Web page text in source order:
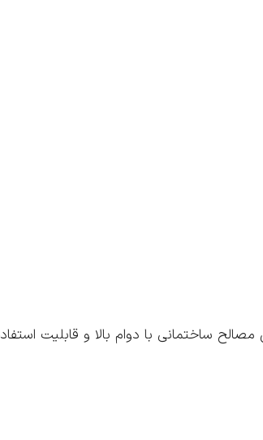
ساختمانی با دوام بالا و قابلیت